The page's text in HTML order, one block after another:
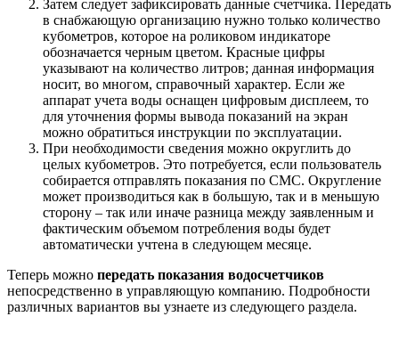
Затем следует зафиксировать данные счетчика. Передать
в снабжающую организацию нужно только количество
кубометров, которое на роликовом индикаторе
обозначается черным цветом. Красные цифры
указывают на количество литров; данная информация
носит, во многом, справочный характер. Если же
аппарат учета воды оснащен цифровым дисплеем, то
для уточнения формы вывода показаний на экран
можно обратиться инструкции по эксплуатации.
При необходимости сведения можно округлить до
целых кубометров. Это потребуется, если пользователь
собирается отправлять показания по СМС. Округление
может производиться как в большую, так и в меньшую
сторону – так или иначе разница между заявленным и
фактическим объемом потребления воды будет
автоматически учтена в следующем месяце.
Теперь можно передать показания водосчетчиков
непосредственно в управляющую компанию. Подробности
различных вариантов вы узнаете из следующего раздела.